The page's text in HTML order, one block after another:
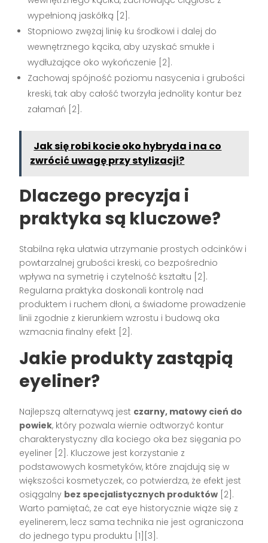
wypełnioną jaskółką [2].
Stopniowo zwężaj linię ku środkowi i dalej do
wewnętrznego kącika, aby uzyskać smukłe i
wydłużające oko wykończenie [2].
Zachowaj spójność poziomu nasycenia i grubości
kreski, tak aby całość tworzyła jednolity kontur bez
załamań [2].
Jak się robi kocie oko hybryda i na co
zwrócić uwagę przy stylizacji?
Dlaczego precyzja i
praktyka są kluczowe?
Stabilna ręka ułatwia utrzymanie prostych odcinków i
powtarzalnej grubości kreski, co bezpośrednio
wpływa na symetrię i czytelność kształtu [2].
Regularna praktyka doskonali kontrolę nad
produktem i ruchem dłoni, a świadome prowadzenie
linii zgodnie z kierunkiem wzrostu i budową oka
wzmacnia finalny efekt [2].
Jakie produkty zastąpią
eyeliner?
Najlepszą alternatywą jest czarny, matowy cień do
powiek, który pozwala wiernie odtworzyć kontur
charakterystyczny dla kociego oka bez sięgania po
eyeliner [2]. Kluczowe jest korzystanie z
podstawowych kosmetyków, które znajdują się w
większości kosmetyczek, co potwierdza, że efekt jest
osiągalny bez specjalistycznych produktów [2].
Warto pamiętać, że cat eye historycznie wiąże się z
eyelinerem, lecz sama technika nie jest ograniczona
do jednego typu produktu [1][3].